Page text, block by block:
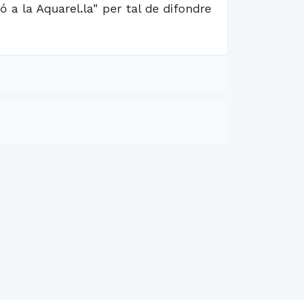
a la Aquarel.la" per tal de difondre